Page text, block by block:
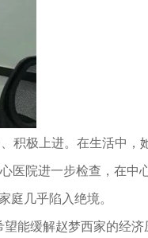
积极上进。在生活中，
医院进一步检查，在中
几乎陷入绝境。
能缓解赵梦西家的经